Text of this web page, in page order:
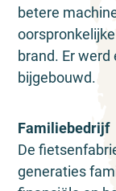
betere
brand. Er
bijgebouwd.
Familiebedrijf
De
generaties